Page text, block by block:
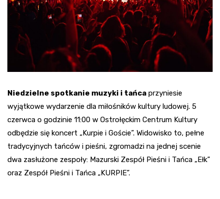
Niedzielne spotkanie muzyki i tańca przyniesie
wyjątkowe wydarzenie dla miłośników kultury ludowej. 5
czerwca o godzinie 11:00 w Ostrołęckim Centrum Kultury
odbędzie się koncert „Kurpie i Goście”. Widowisko to, pełne
tradycyjnych tańców i pieśni, zgromadzi na jednej scenie
dwa zasłużone zespoły: Mazurski Zespół Pieśni i Tańca „Ełk”
oraz Zespół Pieśni i Tańca „KURPIE”.